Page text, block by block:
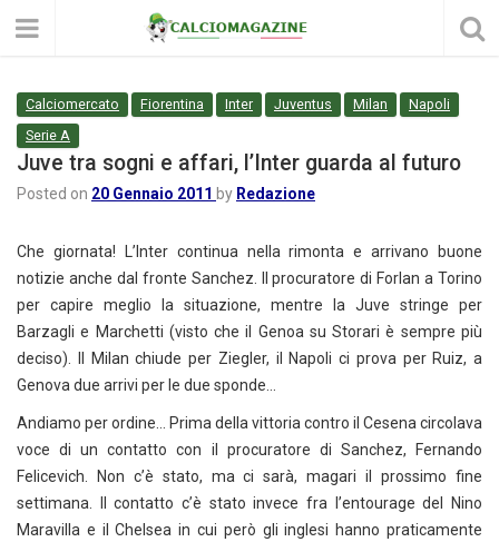
Calciomercato Fiorentina Inter Juventus Milan
Napoli
Serie A
Juve tra sogni e affari, l’Inter guarda al futuro
Posted on 20 Gennaio 2011 by Redazione
Che giornata! L’Inter continua nella rimonta e arrivano buone
notizie anche dal fronte Sanchez. Il procuratore di Forlan a Torino
per capire meglio la situazione, mentre la Juve stringe per
Barzagli e Marchetti (visto che il Genoa su Storari è sempre più
deciso). Il Milan chiude per Ziegler, il Napoli ci prova per Ruiz, a
Genova due arrivi per le due sponde…
Andiamo per ordine… Prima della vittoria contro il Cesena circolava
voce di un contatto con il procuratore di Sanchez, Fernando
Felicevich. Non c’è stato, ma ci sarà, magari il prossimo fine
settimana. Il contatto c’è stato invece fra l’entourage del Nino
Maravilla e il Chelsea in cui però gli inglesi hanno praticamente